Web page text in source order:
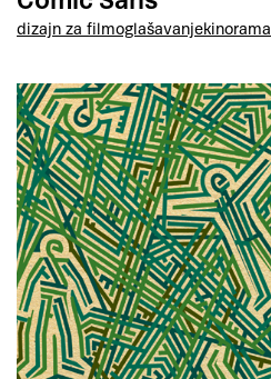
dizajn za filmoglašavanjekinorama